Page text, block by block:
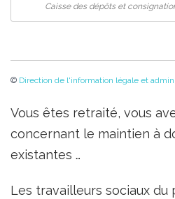
Caisse des dépôts et
© Direction de l'information légale et
Vous êtes retraité, vous
concernant le maintien à
existantes …
Les travailleurs sociaux